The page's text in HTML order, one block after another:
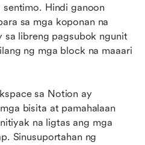
Hindi ganoon
sa mga koponan na
sa libreng pagsubok ngunit
ng mga block na maaari
sa Notion ay
bisita at pamahalaan
na ligtas ang mga
Sinusuportahan ng